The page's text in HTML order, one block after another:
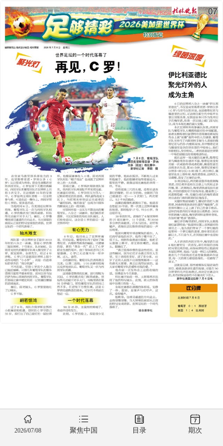
前一版 下一版
2026年07月08日
2026/07/08 聚焦中国 目录 期次